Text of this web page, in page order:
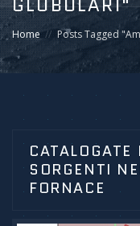
GLOBULARI"
Home Posts Tagged
SORGENTI
FORNACE